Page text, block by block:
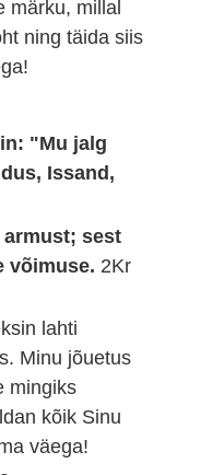
märku, millal
ning täida siis
"Mu jalg
Issand,
sest
võimuse. 2Kr
lahti
Minu jõuetus
mingiks
kõik Sinu
väega!